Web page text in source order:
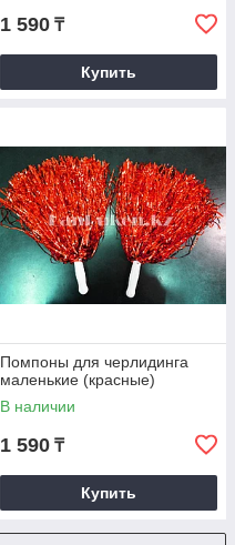
1 590 ₸
Купить
Помпоны для черлидинга
маленькие (красные)
В наличии
1 590 ₸
Купить